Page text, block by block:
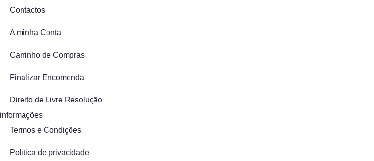
Contactos
A minha Conta
Carrinho de Compras
Finalizar Encomenda
Direito de Livre Resolução
informações
Termos e Condições
Política de privacidade